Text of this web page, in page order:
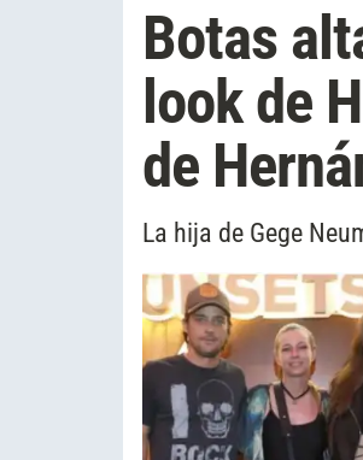
Botas
look de
de
La hija de Gege